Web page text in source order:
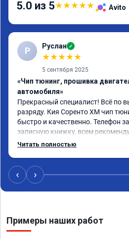
5.0 из 5★★★★★ Avito
Р Руслан ✓
★★★★★
5 сентября 2025
«Чип тюнинг, прошивка
автомобиля»
Прекрасный специалист! Всё по
разряду. Кия Соренто XM чип
быстро и качественно. Телефон
записную книжку, всем
поеду в ближайшее дни брата
Читать полностью
‹ ›
Примеры наших работ